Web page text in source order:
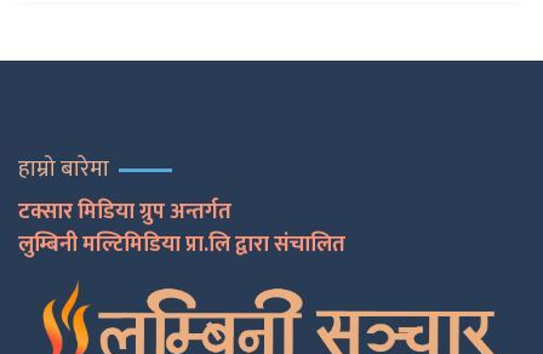
हाम्रो बारेमा
टक्सार मिडिया ग्रुप अन्तर्गत
लुम्बिनी मल्टिमिडिया प्रा.लि द्वारा संचालित